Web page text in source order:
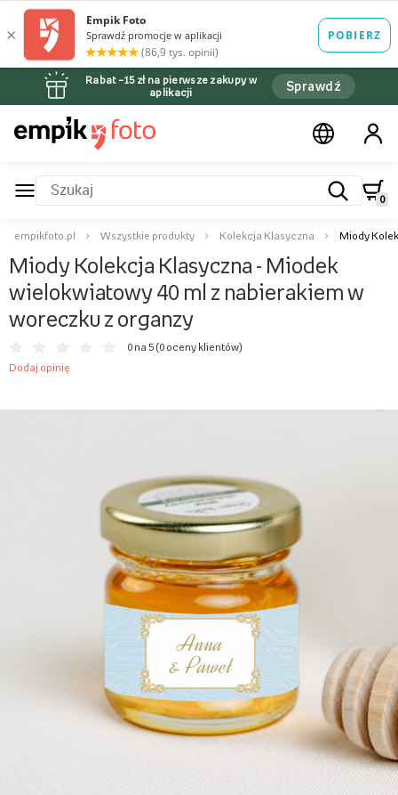
Rabat –15 zł na pierwsze zakupy w
aplikacji
Sprawdź
0
empikfoto.pl Wszystkie produkty Kolekcja Klasyczna Miody
Miody Kolekcja Klasyczna - Miodek
wielokwiatowy 40 ml z nabierakiem w
woreczku z organzy
0 na 5 (0 oceny klientów)
Dodaj opinię
Anna
& Paweł